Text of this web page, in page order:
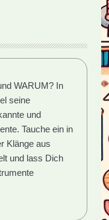
WARUM? In
seine
und
Tauche ein in
Klänge aus
und lass Dich